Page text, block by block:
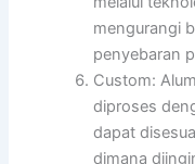
mengurangi
penyebaran
Custom:
diproses
dapat
dimana